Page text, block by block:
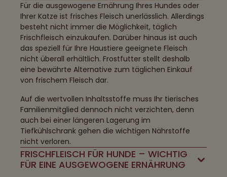
Für die ausgewogene Ernährung Ihres Hundes oder
Ihrer Katze ist frisches Fleisch unerlässlich. Allerdings
besteht nicht immer die Möglichkeit, täglich
Frischfleisch einzukaufen. Darüber hinaus ist auch
das speziell für Ihre Haustiere geeignete Fleisch
nicht überall erhältlich. Frostfutter stellt deshalb
eine bewährte Alternative zum täglichen Einkauf
von frischem Fleisch dar.
Auf die wertvollen Inhaltsstoffe muss Ihr tierisches
Familienmitglied dennoch nicht verzichten, denn
auch bei einer längeren Lagerung im
Tiefkühlschrank gehen die wichtigen Nährstoffe
nicht verloren.
FRISCHFLEISCH FÜR HUNDE – WICHTIG
FÜR EINE AUSGEWOGENE ERNÄHRUNG